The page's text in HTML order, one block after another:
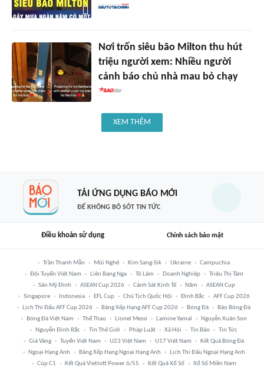
Nơi trốn siêu bão Milton thu hút
triệu người xem: Nhiều người
cảnh báo chủ nhà mau bỏ chạy
XEM THÊM
TẢI ỨNG DỤNG BÁO MỚI
ĐỂ KHÔNG BỎ SÓT TIN TỨC
Điều khoản sử dụng Chính sách bảo mật
Trần Thanh Mẫn Mũi Nghê Kim Sang-Sik Ukraine
Campuchia
Đội Tuyển Việt Nam
Liên Bang Nga Tô Lâm Doanh Nghiệp
Triệu Thị Tâm
Sân Mỹ Đình
ASEAN Cup 2026 Cảnh Sát Kinh Tế Năm
ASEAN Cup
Singapore
Indonesia EFL Cup Chủ Tịch Quốc Hội Đình Bắc
AFF Cup 2026
Lịch Thi Đấu AFF Cup 2026
Bảng Xếp Hạng AFF Cup 2026 Bóng Đá
Báo Bóng Đá
Bóng Đá Việt Nam
Thể Thao Lionel Messi Lamine Yamal
Nguyễn Xuân Son
Nguyễn Đình Bắc
Tin Thế Giới Pháp Luật Xã Hội Tin Bão
Tin Tức
Giá Vàng
Tuyển Việt Nam U23 Việt Nam U17 Việt Nam
Kết Quả Bóng Đá
Ngoại Hạng Anh
Bảng Xếp Hạng Ngoại Hạng Anh
Lịch Thi Đấu Ngoại Hạng Anh
Cúp C1
Kết Quả Vietlott Power 6/55 Kết Quả Xổ Số Xổ Số Miền Nam